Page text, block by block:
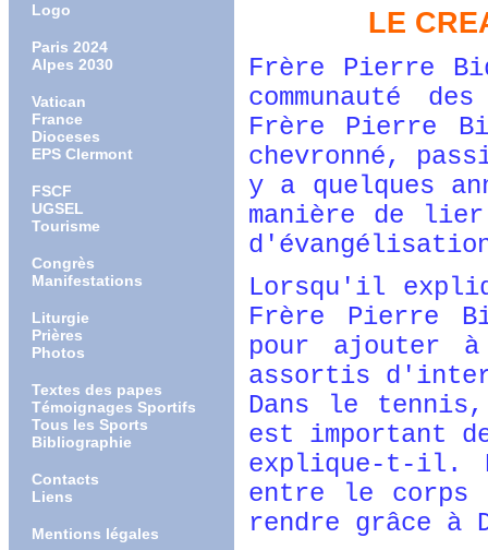
Logo
Paris 2024
Alpes 2030
Vatican
France
Dioceses
EPS Clermont
FSCF
UGSEL
Tourisme
Congrès
Manifestations
Liturgie
Prières
Photos
Textes des papes
Témoignages Sportifs
Tous les Sports
Bibliographie
Contacts
Liens
Mentions légales
LE
Frère Pierre
communauté
Frère Pierre
chevronné,
y a quelques
manière de
Lorsqu'il
Frère Pierre
pour ajouter
assortis
Dans le
est important
explique-t-il.
entre le corps
rendre grâce à